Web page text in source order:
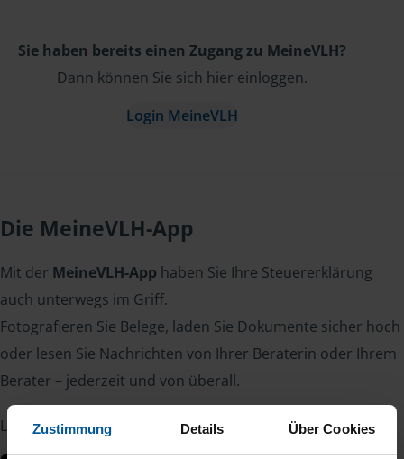
Zustimmung Details Über Cookies
Sie haben bereits einen Zugang zu MeineVLH?
Dann können Sie sich hier einloggen.
Login MeineVLH
Die MeineVLH-App
Mit der MeineVLH-App haben Sie Ihre Steuererklärung
auch unterwegs im Griff.
Fotografieren Sie Belege, laden Sie Dokumente sicher hoch
oder lesen Sie Nachrichten von Ihrer Beraterin oder Ihrem
Berater – jederzeit und von überall.
Laden Sie die App kostenlos herunter: